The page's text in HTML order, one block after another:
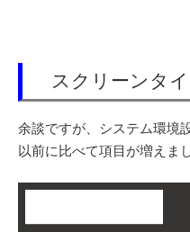
スクリーンタ
余談ですが、システム環境
以前に比べて項目が増えま